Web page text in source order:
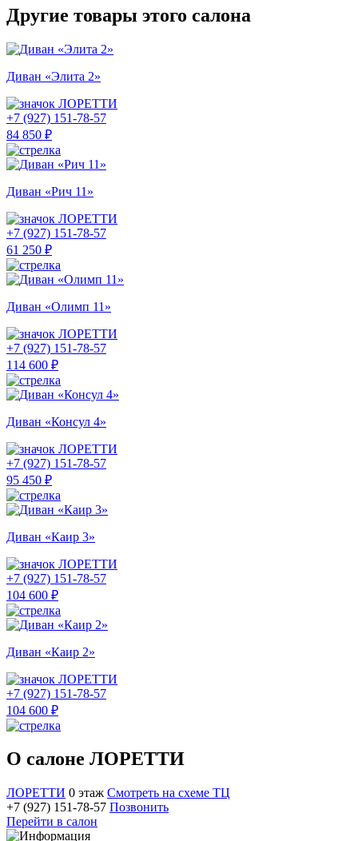
Другие товары этого салона
Диван «Элита 2»
ЛОРЕТТИ
+7 (927) 151-78-57
84 850 ₽
Диван «Рич 11»
ЛОРЕТТИ
+7 (927) 151-78-57
61 250 ₽
Диван «Олимп 11»
ЛОРЕТТИ
+7 (927) 151-78-57
114 600 ₽
Диван «Консул 4»
ЛОРЕТТИ
+7 (927) 151-78-57
95 450 ₽
Диван «Каир 3»
ЛОРЕТТИ
+7 (927) 151-78-57
104 600 ₽
Диван «Каир 2»
ЛОРЕТТИ
+7 (927) 151-78-57
104 600 ₽
О салоне ЛОРЕТТИ
ЛОРЕТТИ 0 этаж Смотреть на схеме ТЦ
+7 (927) 151-78-57 Позвонить
Перейти в салон